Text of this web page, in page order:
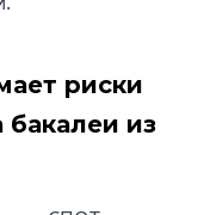
риски
из